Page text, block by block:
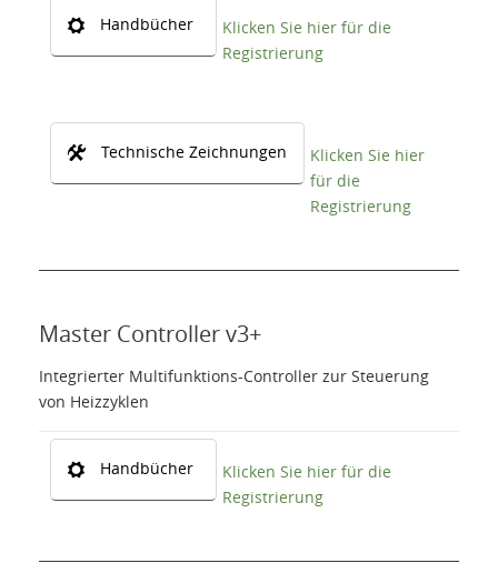
Handbücher
Klicken Sie hier für die
Registrierung
Technische Zeichnungen
Klicken Sie hier
für die
Registrierung
Master Controller v3+
Integrierter Multifunktions-Controller zur Steuerung
von Heizzyklen
Handbücher
Klicken Sie hier für die
Registrierung